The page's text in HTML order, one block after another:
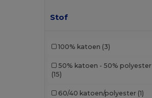
Stof
100% katoen (3)
50% katoen - 50% polyester
(15)
60/40 katoen/polyester (1)